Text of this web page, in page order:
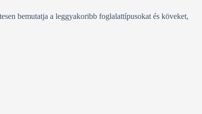
bemutatja a leggyakoribb foglalattípusokat és köveket,